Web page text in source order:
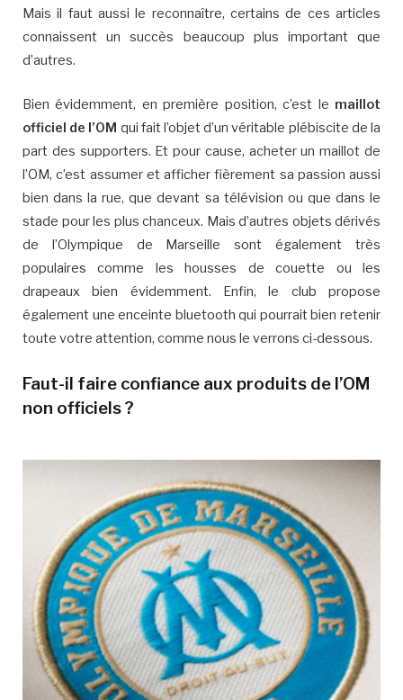
Mais il faut aussi le reconnaître, certains de ces articles
connaissent un succès beaucoup plus important que
d’autres.
Bien évidemment, en première position, c’est le maillot
officiel de l’OM qui fait l’objet d’un véritable plébiscite de la
part des supporters. Et pour cause, acheter un maillot de
l’OM, c’est assumer et afficher fièrement sa passion aussi
bien dans la rue, que devant sa télévision ou que dans le
stade pour les plus chanceux. Mais d’autres objets dérivés
de l’Olympique de Marseille sont également très
populaires comme les housses de couette ou les
drapeaux bien évidemment. Enfin, le club propose
également une enceinte bluetooth qui pourrait bien retenir
toute votre attention, comme nous le verrons ci-dessous.
Faut-il faire confiance aux produits de l’OM
non officiels ?